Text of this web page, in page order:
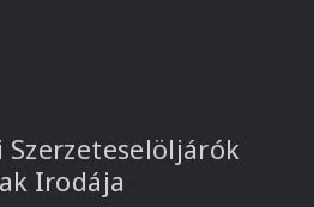
Szerzeteselöljárók
Irodája